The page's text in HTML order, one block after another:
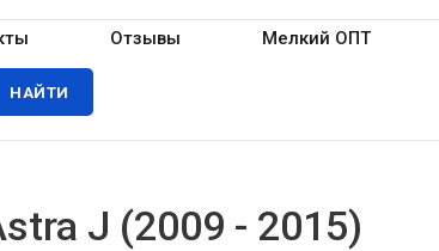
Отзывы Мелкий ОПТ
J (2009 - 2015)